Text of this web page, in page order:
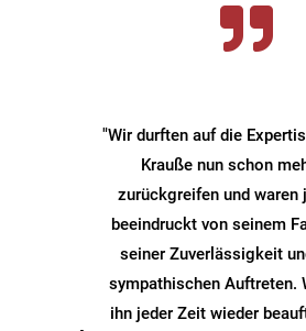

"Wir durften auf die
Krauße nun schon
zurückgreifen und waren
beeindruckt von seinem
seiner Zuverlässigkeit
sympathischen Auftreten.
ihn jeder Zeit wieder